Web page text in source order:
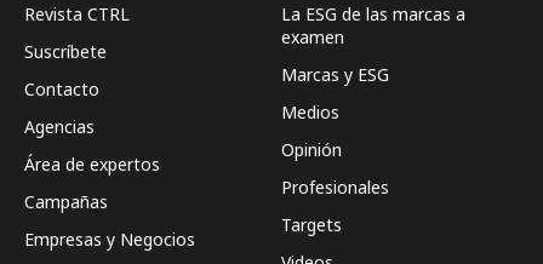
Revista CTRL
Suscríbete
Contacto
Agencias
Área de expertos
Campañas
Empresas y Negocios
La ESG de las marcas a
examen
Marcas y ESG
Medios
Opinión
Profesionales
Targets